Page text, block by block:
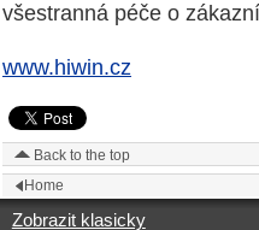
všestranná péče o
www.hiwin.cz
Back to the top
Home
Zobrazit klasicky